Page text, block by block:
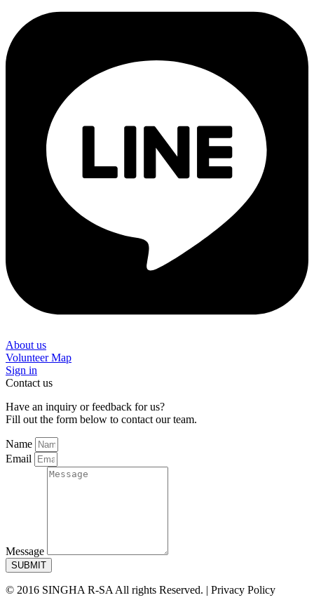
About us
Volunteer Map
Sign in
Contact us
Have an inquiry or feedback for us?
Fill out the form below to contact our team.
Name
Email
Message
SUBMIT
© 2016 SINGHA R-SA All rights Reserved. | Privacy Policy